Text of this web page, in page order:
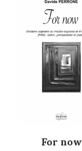
For now